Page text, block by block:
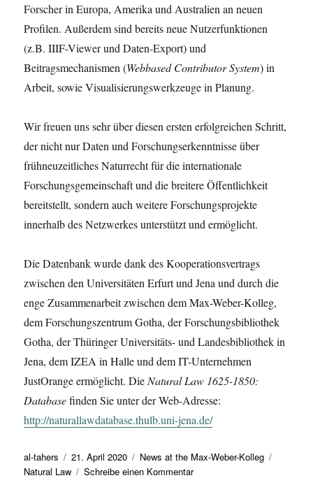
Forscher in Europa, Amerika und Australien an neuen
Profilen. Außerdem sind bereits neue Nutzerfunktionen
(z.B. IIIF-Viewer und Daten-Export) und
Beitragsmechanismen (Webbased Contributor System) in
Arbeit, sowie Visualisierungswerkzeuge in Planung.
Wir freuen uns sehr über diesen ersten erfolgreichen Schritt,
der nicht nur Daten und Forschungserkenntnisse über
frühneuzeitliches Naturrecht für die internationale
Forschungsgemeinschaft und die breitere Öffentlichkeit
bereitstellt, sondern auch weitere Forschungsprojekte
innerhalb des Netzwerkes unterstützt und ermöglicht.
Die Datenbank wurde dank des Kooperationsvertrags
zwischen den Universitäten Erfurt und Jena und durch die
enge Zusammenarbeit zwischen dem Max-Weber-Kolleg,
dem Forschungszentrum Gotha, der Forschungsbibliothek
Gotha, der Thüringer Universitäts- und Landesbibliothek in
Jena, dem IZEA in Halle und dem IT-Unternehmen
JustOrange ermöglicht. Die Natural Law 1625-1850:
Databasefinden Sie unter der Web-Adresse:
http://naturallawdatabase.thulb.uni-jena.de/
Autor
al-tahers
Veröffentlicht
am
21. April 2020 Kategorien
News at the Max-Weber-Kolleg
Natural Law
Schreibe einen Kommentarzu